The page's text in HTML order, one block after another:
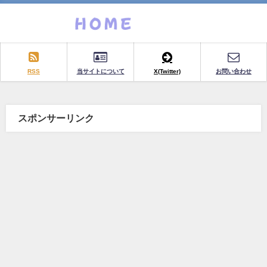
RSS 当サイトについて X(Twitter) お問い合わせ
スポンサーリンク